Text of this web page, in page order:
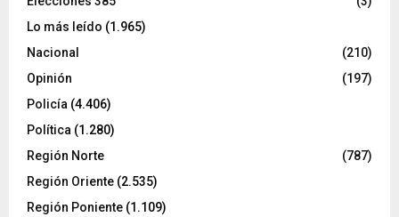
Lo más leído (1.965)
Nacional
(210)
Opinión
(197)
Policía (4.406)
Política (1.280)
Región Norte
(787)
Región Oriente (2.535)
Región Poniente (1.109)